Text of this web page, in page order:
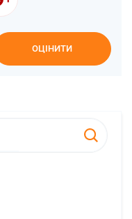
ОЦІНИТИ